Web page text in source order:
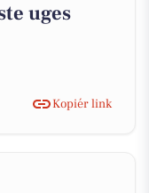
uges
Kopiér link